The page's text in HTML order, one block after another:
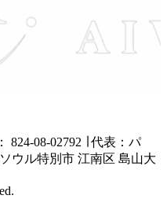
08-02792 ∣ 代表：パ
ソウル特別市 江南区 島山大